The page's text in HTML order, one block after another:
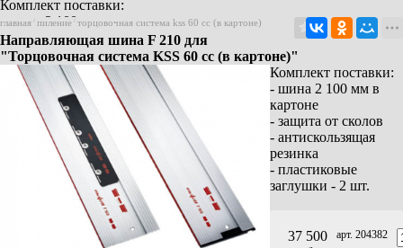
Комплект поставки:
- шина 2 100 мм в картоне
- защита от сколов
- антискользящая резинка
- пластиковые заглушки - 2 шт.
Направляющая шина F 310
Комплект поставки:
- шина 3 100 мм в картоне
- защита от сколов
- антискользящая резинка
- пластиковые заглушки - 2 шт.
Элемент соединения F-VS
Для 2 направляющих шин
Угловой упор F-WA
Aerofix система – вакуумного крепления F-
главная / пиление / торцовочная система kss 60 cc (в картоне)
Направляющая шина F 210 для
"Торцовочная система KSS 60 cc (в картоне)"
Комплект поставки:
- шина 2 100 мм в
картоне
- защита от сколов
- антискользящая
резинка
- пластиковые
заглушки - 2 шт.
37 500
арт. 204382